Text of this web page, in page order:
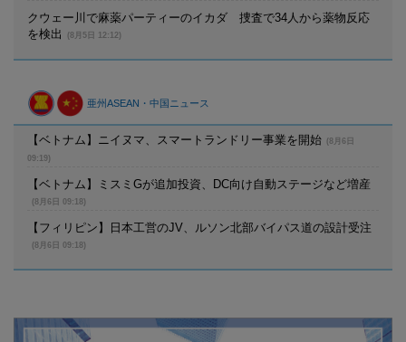
クウェー川で麻薬パーティーのイカダ 捜査で34人から薬物反応
を検出
(8月5日 12:12)
亜州ASEAN・中国ニュース
【ベトナム】ニイヌマ、スマートランドリー事業を開始
(8月6日
09:19)
【ベトナム】ミスミGが追加投資、DC向け自動ステージなど増産
(8月6日 09:18)
【フィリピン】日本工営のJV、ルソン北部バイパス道の設計受注
(8月6日 09:18)